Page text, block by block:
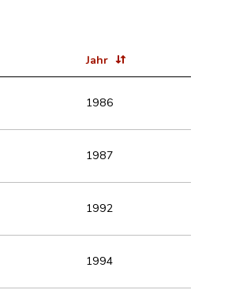
Jahr
1986
1987
1992
1994